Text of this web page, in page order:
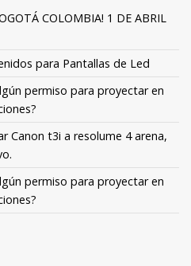
COLOMBIA! 1 DE ABRIL
para Pantallas de Led
permiso para proyectar en
Canon t3i a resolume 4 arena,
permiso para proyectar en